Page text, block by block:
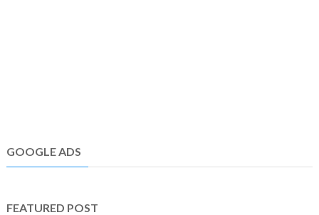
GOOGLE ADS
FEATURED POST